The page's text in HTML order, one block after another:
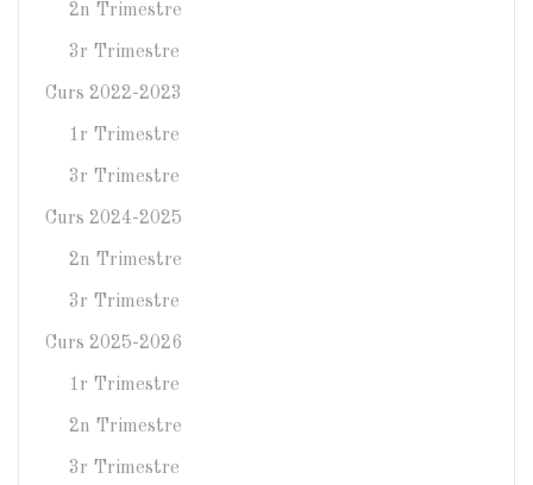
2n Trimestre
3r Trimestre
Curs 2022-2023
1r Trimestre
3r Trimestre
Curs 2024-2025
2n Trimestre
3r Trimestre
Curs 2025-2026
1r Trimestre
2n Trimestre
3r Trimestre